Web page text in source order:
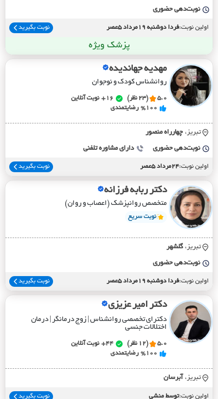
نوبت‌دهی حضوری
اولین نوبت:فردا دوشنبه 19مرداد 5عصر نوبت بگیرید
پزشک ویژه
مهدیه جهاندیده
روانشناس کودک و نوجوان
5.0 (23 نظر) 16+
نوبت آنلاین
%100 رضایتمندی
تبریز، چهارراه منصور
نوبت‌دهی حضوری دارای مشاوره تلفنی
اولین نوبت:24مرداد 5عصر نوبت بگیرید
دکتر ربابه فرزانه
متخصص روانپزشک (اعصاب و روان)
نوبت سریع
تبریز، گلشهر
نوبت‌دهی حضوری
اولین نوبت:فردا دوشنبه 19مرداد 5عصر نوبت بگیرید
دکتر امیر عزیزی
دکترای تخصصی روانشناس | زوج درمانگر | درمان
اختلالات جنسی
5.0 (12 نظر) 44+
نوبت آنلاین
%100 رضایتمندی
تبریز، آبرسان
اولین نوبت:توسط منشی نوبت بگیرید